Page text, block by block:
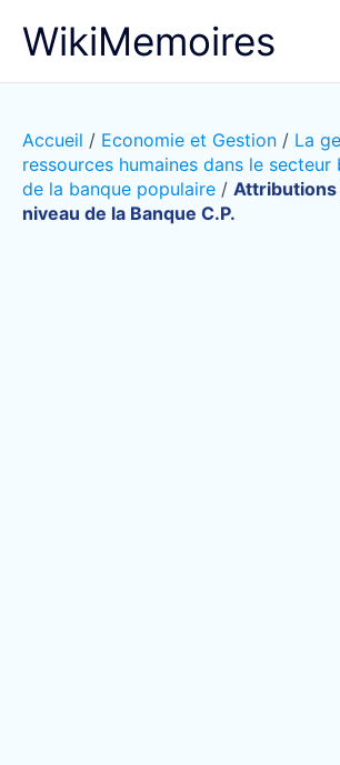
WikiMemoires
Accueil / Economie et Gestion / La
ressources humaines dans le secteur
de la banque populaire / Attributions
niveau de la Banque C.P.